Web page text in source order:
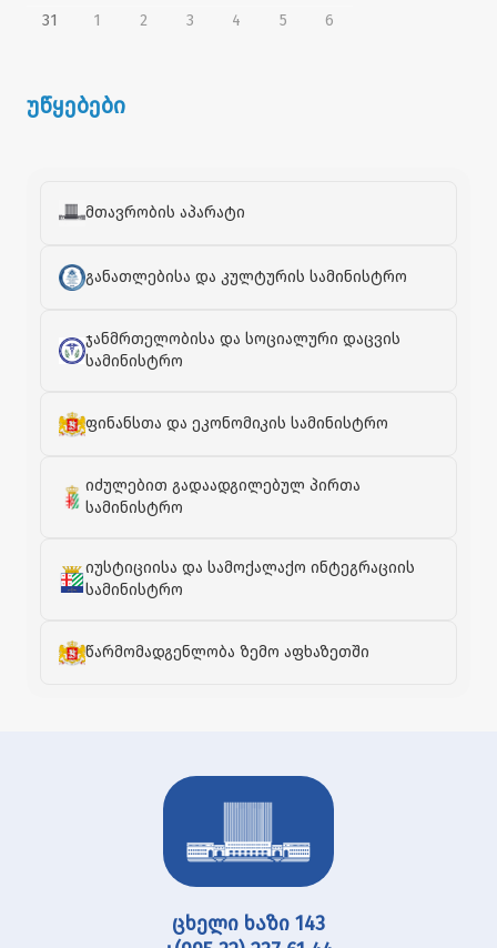
31
1 2 3 4 5 6
უწყებები
მთავრობის აპარატი
განათლებისა და კულტურის სამინისტრო
ჯანმრთელობისა და სოციალური დაცვის
სამინისტრო
ფინანსთა და ეკონომიკის სამინისტრო
იძულებით გადაადგილებულ პირთა
სამინისტრო
იუსტიციისა და სამოქალაქო ინტეგრაციის
სამინისტრო
წარმომადგენლობა ზემო აფხაზეთში
ცხელი ხაზი 143